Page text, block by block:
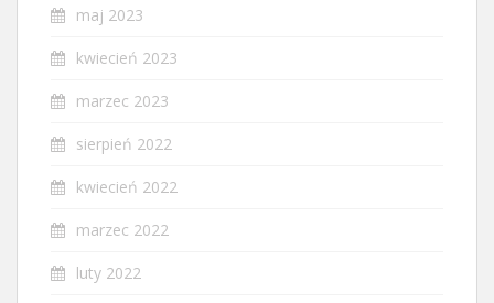
maj 2023
kwiecień 2023
marzec 2023
sierpień 2022
kwiecień 2022
marzec 2022
luty 2022